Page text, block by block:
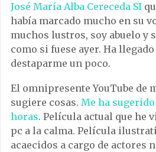
José María Alba Cereceda SI
había marcado mucho en su
muchos lustros, soy abuelo y
como si fuese ayer. Ha
destaparme un poco.
El omnipresente YouTube de
sugiere cosas. Me ha sugerido
horas. Película actual que he
pc a la calma. Película
acaecidos a cargo de actores